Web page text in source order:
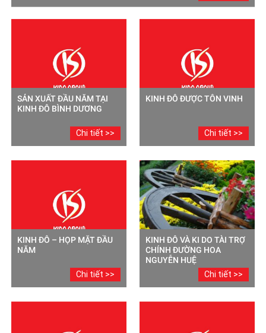
SẢN XUẤT ĐẦU NĂM TẠI
KINH ĐÔ BÌNH DƯƠNG
Chi tiết >>
KINH ĐÔ ĐƯỢC TÔN VINH
Chi tiết >>
KINH ĐÔ – HỌP MẶT ĐẦU
NĂM
Chi tiết >>
KINH ĐÔ VÀ KI DO TÀI TRỢ
CHÍNH ĐƯỜNG HOA
NGUYỄN HUỆ
Chi tiết >>